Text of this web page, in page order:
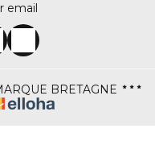
email
BRETAGNE